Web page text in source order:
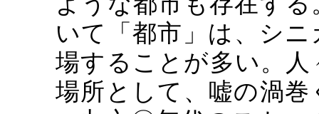
いて「都市」は、シ
場することが多い。
場所として、嘘の渦